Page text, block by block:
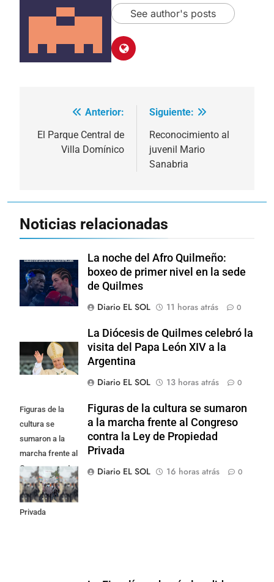
See author's posts
Navegación
de
Anterior:
El Parque Central de
Villa Domínico
Siguiente:
Reconocimiento al
juvenil Mario
Sanabria
Noticias relacionadas
La noche del Afro Quilmeño:
boxeo de primer nivel en la sede
de Quilmes
Diario EL SOL
11 horas atrás 0
La Diócesis de Quilmes celebró la
visita del Papa León XIV a la
Argentina
Diario EL SOL
13 horas atrás 0
Figuras de la
cultura se
sumaron a la
marcha frente al
Congreso contra
la Ley de
Propiedad
Privada
Figuras de la cultura se sumaron
a la marcha frente al Congreso
contra la Ley de Propiedad
Privada
Diario EL SOL
16 horas atrás 0